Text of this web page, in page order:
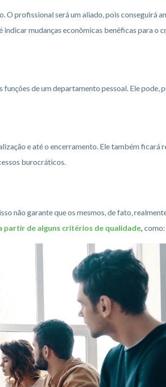
O profissional será um aliado, pois conseguirá
mudanças econômicas benéficas para o
de um departamento pessoal. Ele pode,
e até o encerramento. Ele também ficará
burocráticos.
não garante que os mesmos, de fato,
partir de alguns critérios de qualidade, como: